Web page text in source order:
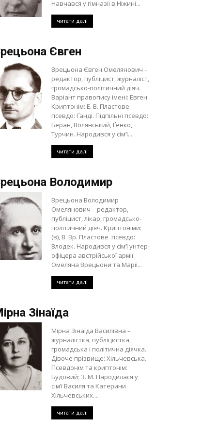
Навчався у гімназії в Ніжині...
читати далі
Євген
Врецьона Євген Омелянович –
редактор, публіцист, журналіст,
громадсько-політичний діяч.
Варіант правопису імені: Евген.
Криптонім: Е. В. Пластове
псевдо: Ґанді. Підпільні псевдо:
Беран, Волянський, Ґенко,
Турчин. Народився у сім’ї...
читати далі
Володимир
Врецьона Володимир
Омелянович – редактор,
публіцист, лікар, громадсько-
політичний діяч. Криптоніми:
(в), В. Вр. Пластове псевдо:
Влодек. Народився у сім’ї унтер-
офіцера австрійської армії
Омеляна Врецьони та Марії...
читати далі
Зінаїда
Мірна Зінаїда Василівна –
журналістка, публіцистка,
громадська і політична діячка.
Дівоче прізвище: Хільчевська.
Псевдонім та криптонім:
Будовий; З. М. Народилася у
сім’ї Василя та Катерини
Хільчевських....
читати далі